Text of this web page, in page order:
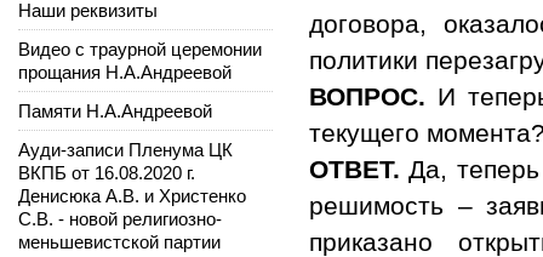
договора,
политики
ВОПРОС. И
текущего
ОТВЕТ. Да,
решимость –
приказано
Наши реквизиты
Видео с траурной церемонии
прощания Н.А.Андреевой
Памяти Н.А.Андреевой
Ауди-записи Пленума ЦК
ВКПБ от 16.08.2020 г.
Денисюка А.В. и Христенко
С.В. - новой религиозно-
меньшевистской партии